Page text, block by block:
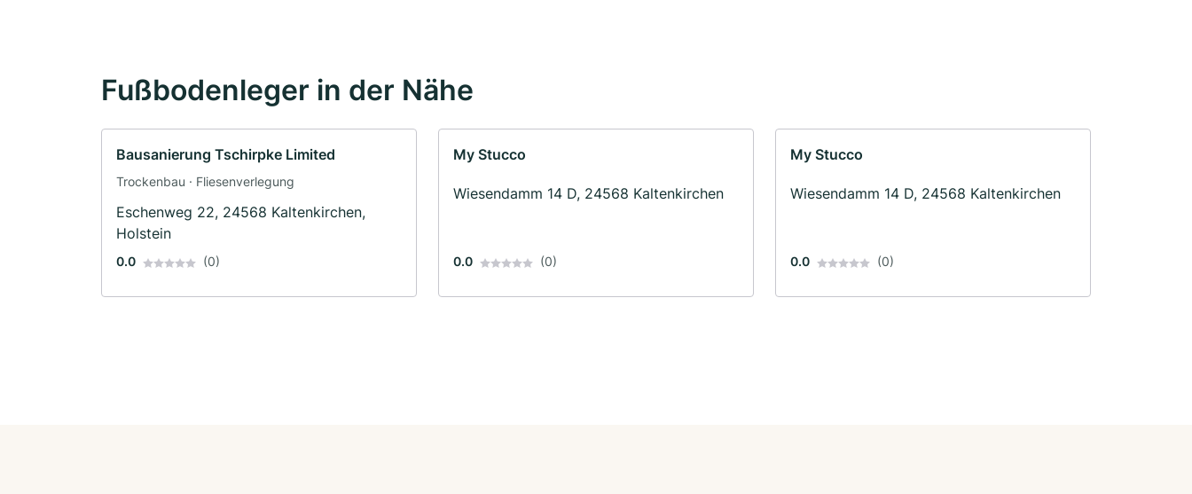
Fußbodenleger in der Nähe
Bausanierung Tschirpke Limited
Trockenbau · Fliesenverlegung
Eschenweg 22, 24568 Kaltenkirchen,
Holstein
0.0 (0)
My Stucco
Wiesendamm 14 D, 24568 Kaltenkirchen
0.0 (0)
My Stucco
Wiesendamm 14 D, 24568 Kaltenkirchen
0.0 (0)